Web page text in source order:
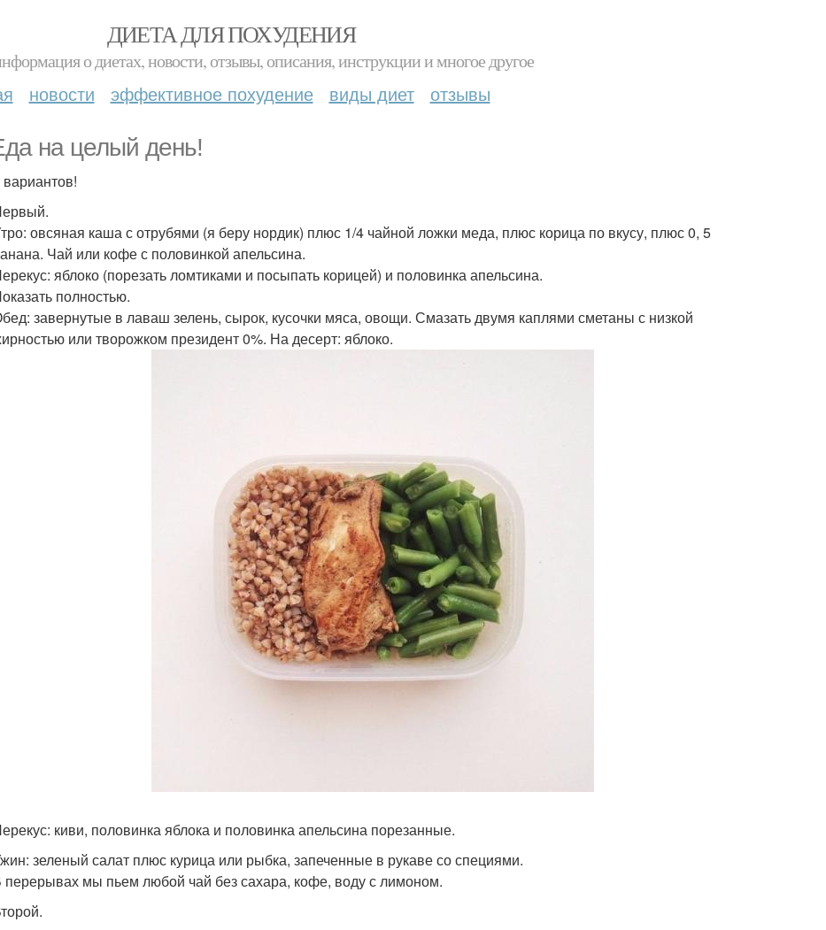
ДИЕТА ДЛЯ ПОХУДЕНИЯ
о диетах, новости, отзывы, описания, инструкции и многое другое
новости эффективное похудение виды диет отзывы
на целый день!
вариантов!
овсяная каша с отрубями (я беру нордик) плюс 1/4 чайной ложки меда, плюс корица по вкусу, плюс 0, 5
Чай или кофе с половинкой апельсина.
яблоко (порезать ломтиками и посыпать корицей) и половинка апельсина.
полностью.
завернутые в лаваш зелень, сырок, кусочки мяса, овощи. Смазать двумя каплями сметаны с низкой
или творожком президент 0%. На десерт: яблоко.
киви, половинка яблока и половинка апельсина порезанные.
зеленый салат плюс курица или рыбка, запеченные в рукаве со специями.
перерывах мы пьем любой чай без сахара, кофе, воду с лимоном.